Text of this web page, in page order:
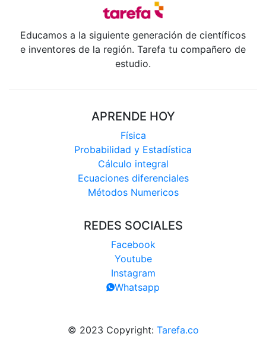
Educamos a la siguiente generación de científicos
e inventores de la región. Tarefa tu compañero de
estudio.
APRENDE HOY
Física
Probabilidad y Estadística
Cálculo integral
Ecuaciones diferenciales
Métodos Numericos
REDES SOCIALES
Facebook
Youtube
Instagram
Whatsapp
© 2023 Copyright: Tarefa.co